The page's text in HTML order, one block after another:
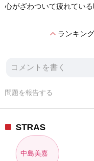
心がざわついて疲れてい
expand_lessランキン
問題を報告する
STRAS
中島美嘉